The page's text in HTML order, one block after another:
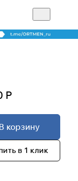
Р
корзину
в 1 клик